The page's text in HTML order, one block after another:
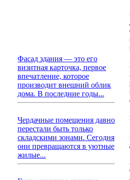
Фасад здания — это его
визитная карточка, первое
впечатление, которое
производит внешний облик
дома. В последние годы...
Чердачные помещения давно
перестали быть только
складскими зонами. Сегодня
они превращаются в уютные
жилые...